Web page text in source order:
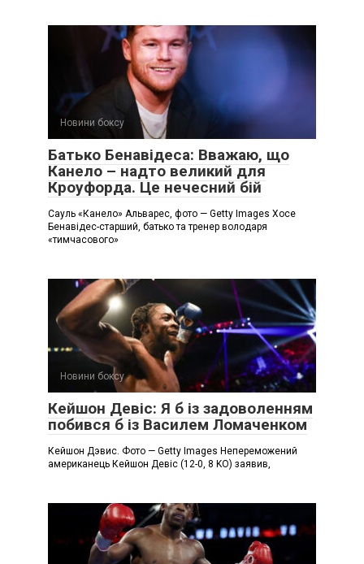
Новини боксу
Батько Бенавідеса: Вважаю, що
Канело – надто великий для
Кроуфорда. Це нечесний бій
Сауль «Канело» Альварес, фото — Getty Images Хосе
Бенавідес-старший, батько та тренер володаря
«тимчасового»
Новини боксу
Кейшон Девіс: Я б із задоволенням
побився б із Василем Ломаченком
Кейшон Дэвис. Фото — Getty Images Непереможений
американець Кейшон Девіс (12-0, 8 KO) заявив,